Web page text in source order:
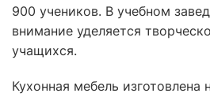
900 учеников. В учебном
внимание уделяется
учащихся.
Кухонная мебель изготовлена